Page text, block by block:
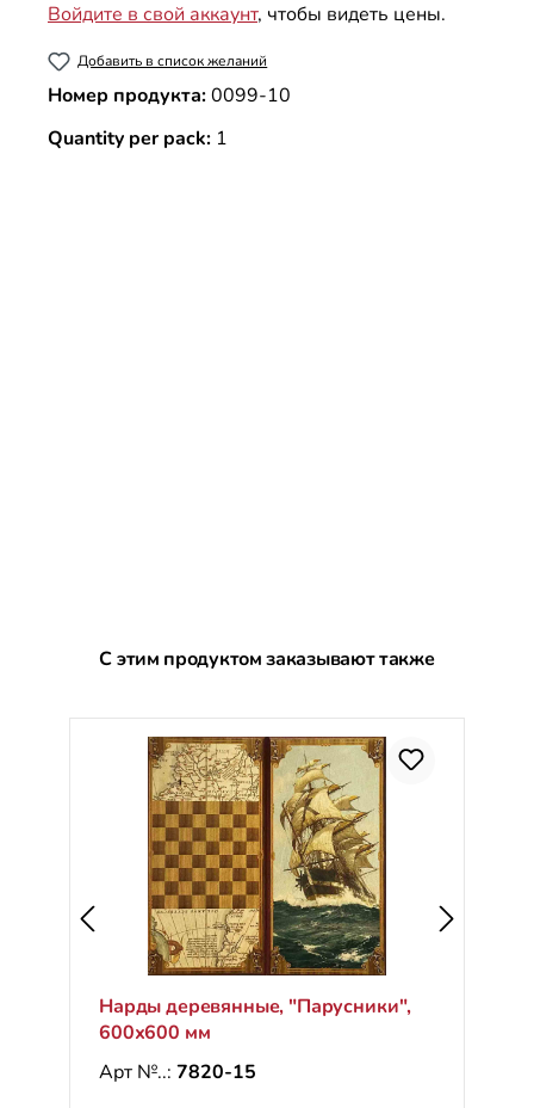
Войдите в свой аккаунт, чтобы видеть цены.
Добавить в список желаний
Номер продукта:0099-10
Quantity per pack: 1
Пропустить галерею продуктов
С этим продуктом заказывают также
Нарды деревянные, "Парусники",
600х600 мм
Арт №..: 7820-15